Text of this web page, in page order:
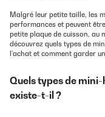
Malgré leur petite taille, les
performances et peuvent
petite plaque de cuisson, au
découvrez quels types de
l'achat et comment garder
Quels types de
existe-t-il ?